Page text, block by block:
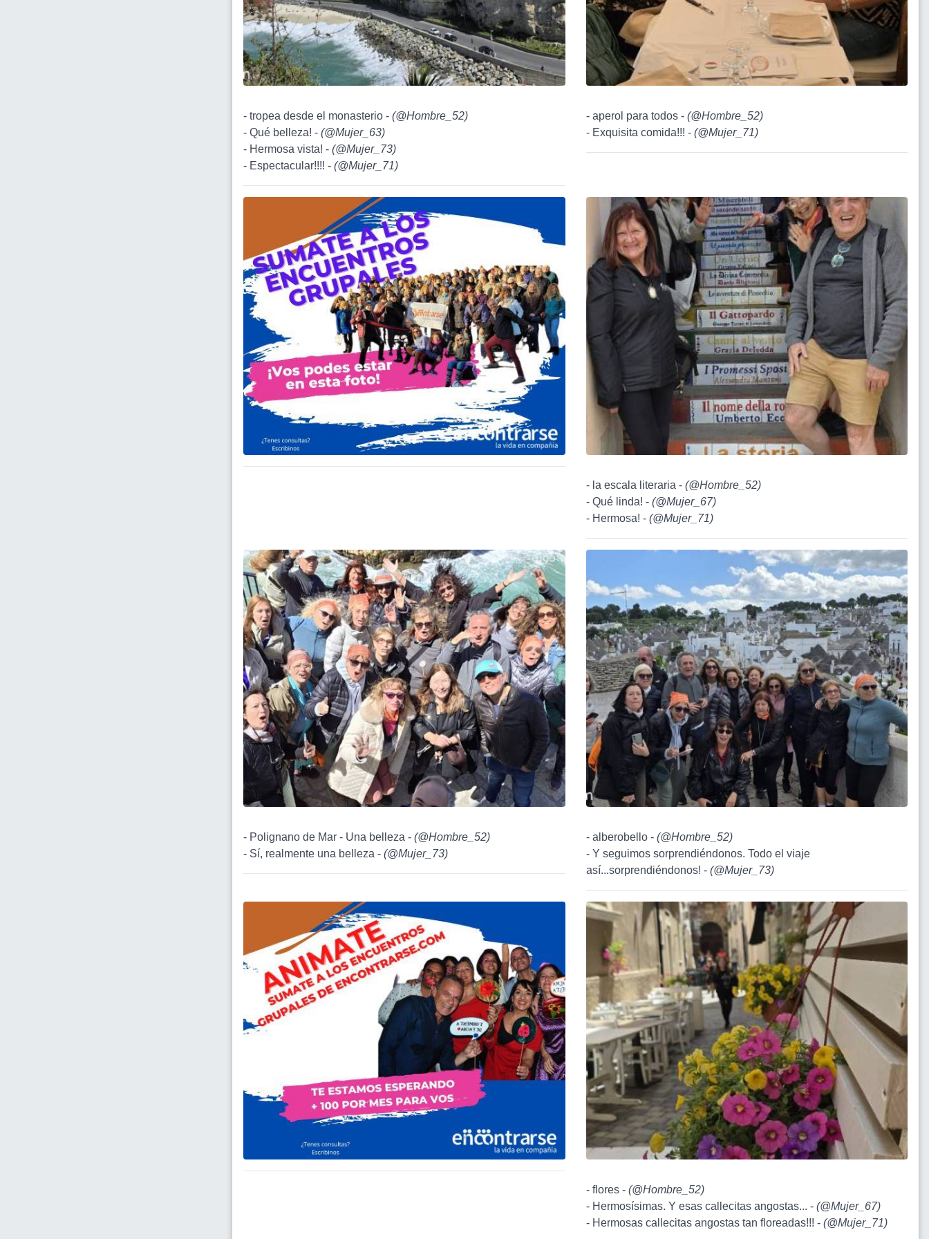
- tropea desde el monasterio - (@Hombre_52)
- Qué belleza! - (@Mujer_63)
- Hermosa vista! - (@Mujer_73)
- Espectacular!!!! - (@Mujer_71)
- aperol para todos - (@Hombre_52)
- Exquisita comida!!! - (@Mujer_71)
- la escala literaria - (@Hombre_52)
- Qué linda! - (@Mujer_67)
- Hermosa! - (@Mujer_71)
- Polignano de Mar - Una belleza - (@Hombre_52)
- Sí, realmente una belleza - (@Mujer_73)
- alberobello - (@Hombre_52)
- Y seguimos sorprendiéndonos. Todo el viaje
así...sorprendiéndonos! - (@Mujer_73)
- flores - (@Hombre_52)
- Hermosísimas. Y esas callecitas angostas... - (@Mujer_67)
- Hermosas callecitas angostas tan floreadas!!! - (@Mujer_71)